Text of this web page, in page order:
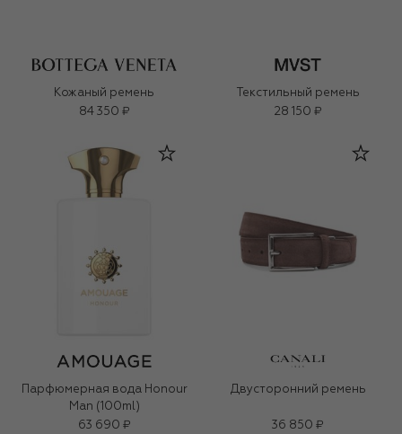
Кожаный ремень
84 350 ₽
Текстильный ремень
28 150 ₽
Парфюмерная вода Honour
Man (100ml)
63 690 ₽
Двусторонний ремень
36 850 ₽